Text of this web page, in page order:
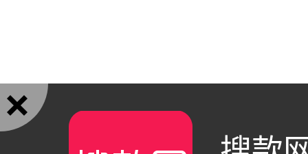
